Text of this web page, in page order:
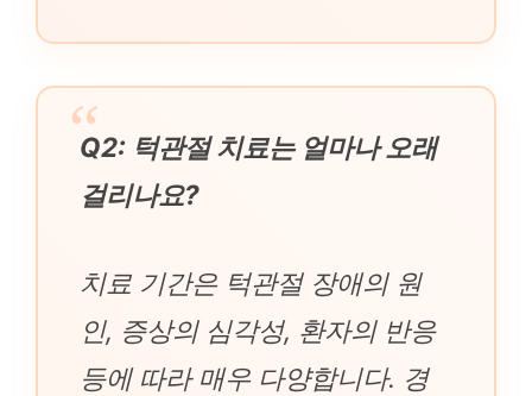
Q2: 턱관절 치료는 얼마나 오래
걸리나요?
치료 기간은 턱관절 장애의 원
인, 증상의 심각성, 환자의 반응
등에 따라 매우 다양합니다. 경